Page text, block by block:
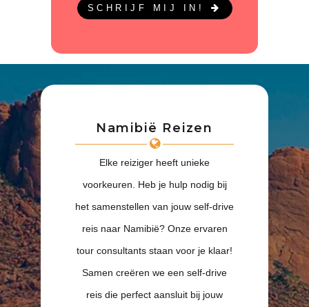
SCHRIJF MIJ IN!
Namibië Reizen
Elke reiziger heeft unieke
voorkeuren. Heb je hulp nodig bij
het samenstellen van jouw self-drive
reis naar Namibië? Onze ervaren
tour consultants staan voor je klaar!
Samen creëren we een self-drive
reis die perfect aansluit bij jouw